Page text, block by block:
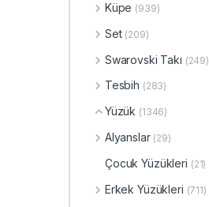
Küpe (939)
Set (209)
Swarovski Takı (249)
Tesbih (283)
Yüzük (1346)
Alyanslar (29)
Çocuk Yüzükleri (21)
Erkek Yüzükleri (711)